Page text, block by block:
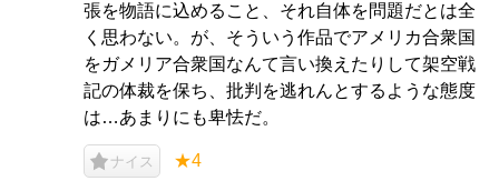
張を物語に込めること、それ自体を問題だとは全
く思わない。が、そういう作品でアメリカ合衆国
をガメリア合衆国なんて言い換えたりして架空戦
記の体裁を保ち、批判を逃れんとするような態度
は…あまりにも卑怯だ。
ナイス ★4